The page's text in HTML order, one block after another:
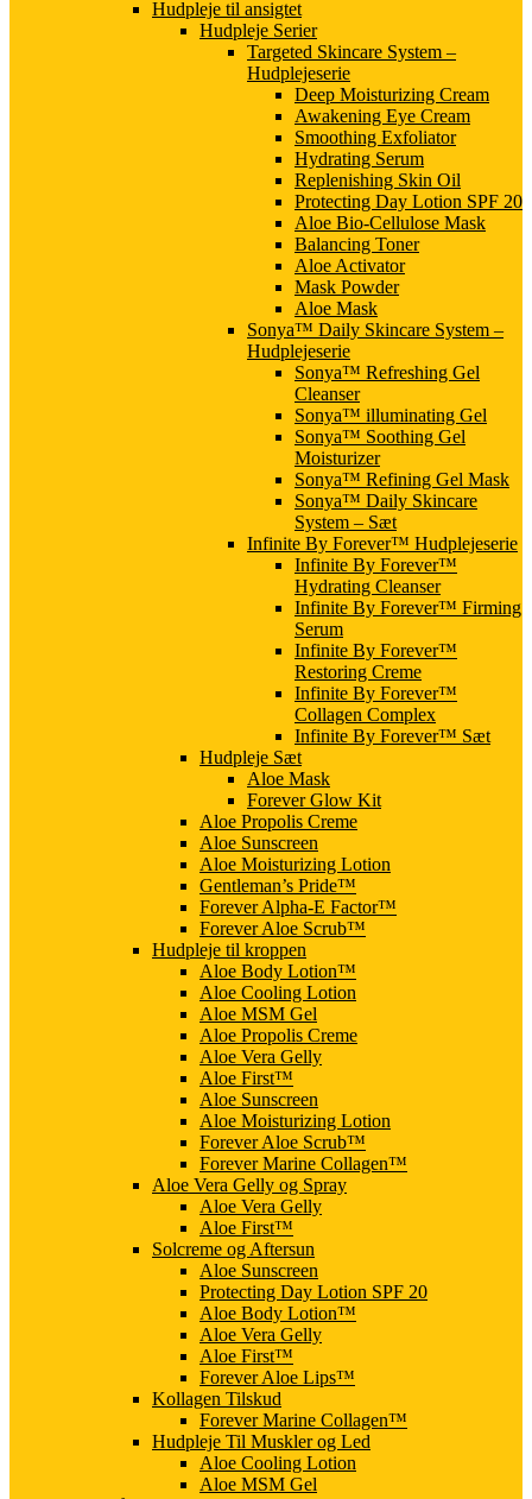
Hudpleje til ansigtet
Hudpleje Serier
Targeted Skincare System –
Hudplejeserie
Deep Moisturizing Cream
Awakening Eye Cream
Smoothing Exfoliator
Hydrating Serum
Replenishing Skin Oil
Protecting Day Lotion SPF 20
Aloe Bio-Cellulose Mask
Balancing Toner
Aloe Activator
Mask Powder
Aloe Mask
Sonya™ Daily Skincare System –
Hudplejeserie
Sonya™ Refreshing Gel
Cleanser
Sonya™ illuminating Gel
Sonya™ Soothing Gel
Moisturizer
Sonya™ Refining Gel Mask
Sonya™ Daily Skincare
System – Sæt
Infinite By Forever™ Hudplejeserie
Infinite By Forever™
Hydrating Cleanser
Infinite By Forever™ Firming
Serum
Infinite By Forever™
Restoring Creme
Infinite By Forever™
Collagen Complex
Infinite By Forever™ Sæt
Hudpleje Sæt
Aloe Mask
Forever Glow Kit
Aloe Propolis Creme
Aloe Sunscreen
Aloe Moisturizing Lotion
Gentleman’s Pride™
Forever Alpha-E Factor™
Forever Aloe Scrub™
Hudpleje til kroppen
Aloe Body Lotion™
Aloe Cooling Lotion
Aloe MSM Gel
Aloe Propolis Creme
Aloe Vera Gelly
Aloe First™
Aloe Sunscreen
Aloe Moisturizing Lotion
Forever Aloe Scrub™
Forever Marine Collagen™
Aloe Vera Gelly og Spray
Aloe Vera Gelly
Aloe First™
Solcreme og Aftersun
Aloe Sunscreen
Protecting Day Lotion SPF 20
Aloe Body Lotion™
Aloe Vera Gelly
Aloe First™
Forever Aloe Lips™
Kollagen Tilskud
Forever Marine Collagen™
Hudpleje Til Muskler og Led
Aloe Cooling Lotion
Aloe MSM Gel